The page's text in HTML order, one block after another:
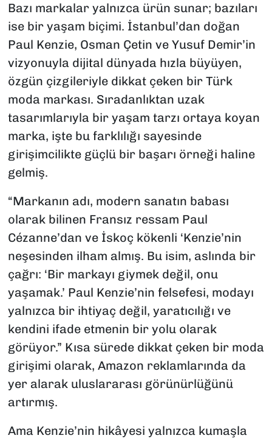
Bazı markalar yalnızca ürün sunar; bazıları
ise bir yaşam biçimi. İstanbul’dan doğan
Paul Kenzie, Osman Çetin ve Yusuf Demir’in
vizyonuyla dijital dünyada hızla büyüyen,
özgün çizgileriyle dikkat çeken bir Türk
moda markası. Sıradanlıktan uzak
tasarımlarıyla bir yaşam tarzı ortaya koyan
marka, işte bu farklılığı sayesinde
girişimcilikte güçlü bir başarı örneği haline
gelmiş.
“Markanın adı, modern sanatın babası
olarak bilinen Fransız ressam Paul
Cézanne’dan ve İskoç kökenli ‘Kenzie’nin
neşesinden ilham almış. Bu isim, aslında bir
çağrı: ‘Bir markayı giymek değil, onu
yaşamak.’ Paul Kenzie’nin felsefesi, modayı
yalnızca bir ihtiyaç değil, yaratıcılığı ve
kendini ifade etmenin bir yolu olarak
görüyor.” Kısa sürede dikkat çeken bir moda
girişimi olarak, Amazon reklamlarında da
yer alarak uluslararası görünürlüğünü
artırmış.
Ama Kenzie’nin hikâyesi yalnızca kumaşla
SAĞLIK
SPOR
TEKNOLOJİ
YAŞAM
YEREL YÖNETİMLER